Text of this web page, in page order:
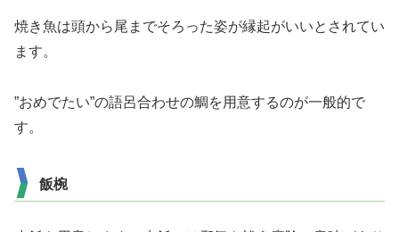
焼き魚は頭から尾までそろった姿が縁起がいいとされてい
ます。
”おめでたい”の語呂合わせの鯛を用意するのが一般的で
す。
飯椀